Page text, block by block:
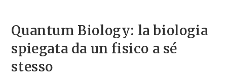
Quantum Biology: la biologia
spiegata da un fisico a sé
stesso